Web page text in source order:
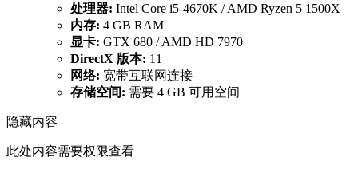
处理器: Intel Core i5-4670K / AMD Ryzen 5 1500X
内存: 4 GB RAM
显卡: GTX 680 / AMD HD 7970
DirectX 版本: 11
网络: 宽带互联网连接
存储空间: 需要 4 GB 可用空间
隐藏内容
此处内容需要权限查看